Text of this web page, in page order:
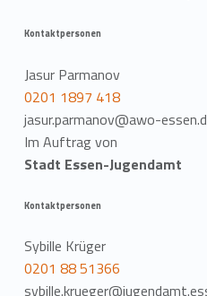
Kontaktpersonen
Jasur Parmanov
0201 1897 418
jasur.parmanov@awo-
Im Auftrag von
Stadt Essen-Jugendamt
Kontaktpersonen
Sybille Krüger
0201 88 51366